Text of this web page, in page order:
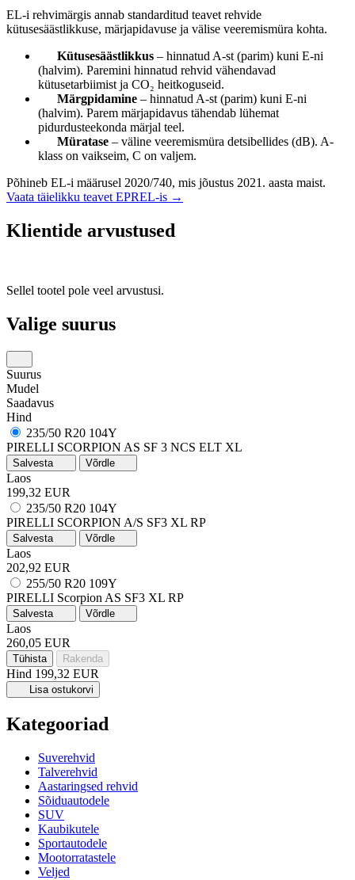
EL-i rehvimärgis annab standarditud teavet rehvide
kütusesäästlikkuse, märjapidavuse ja välise veeremismüra kohta.
Kütusesäästlikkus – hinnatud A-st (parim) kuni E-ni
(halvim). Paremini hinnatud rehvid vähendavad
kütusetarbiimist ja CO₂ heitkoguseid.
Märgpidamine – hinnatud A-st (parim) kuni E-ni
(halvim). Parem märjapidavus tähendab lühemat
pidurdusteekonda märjal teel.
Müratase – väline veeremismüra detsibellides (dB). A-
klass on vaikseim, C on valjem.
Põhineb EL-i määrusel 2020/740, mis jõustus 2021. aasta maist.
Vaata täielikku teavet EPREL-is →
Klientide arvustused
Sellel tootel pole veel arvustusi.
Valige suurus
Suurus
Mudel
Saadavus
Hind
235/50 R20 104Y
PIRELLI SCORPION AS SF 3 NCS ELT XL
Salvesta Võrdle
Laos
199,32 EUR
235/50 R20 104Y
PIRELLI SCORPION A/S SF3 XL RP
Salvesta Võrdle
Laos
202,92 EUR
255/50 R20 109Y
PIRELLI Scorpion AS SF3 XL RP
Salvesta Võrdle
Laos
260,05 EUR
Tühista Rakenda
Hind 199,32 EUR
Lisa ostukorvi
Kategooriad
Suverehvid
Talverehvid
Aastaringsed rehvid
Sõiduautodele
SUV
Kaubikutele
Sportautodele
Mootorratastele
Veljed